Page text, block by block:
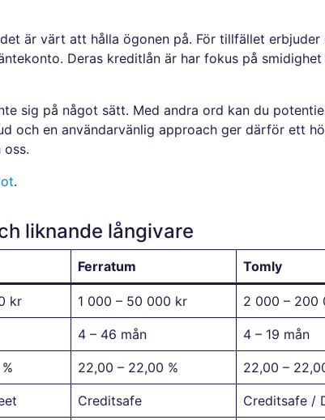
är värt att hålla ögonen på. För tillfället
Deras kreditlån är har fokus på
sig på något sätt. Med andra ord kan du
och en användarvänlig approach ger därför ett
.
liknande långivare
Ferratum Tomly
kr 1 000 – 50 000 kr 2 000 – 200
4 – 46 mån 4 – 19 mån
22,00 – 22,00 % 22,00 –
Creditsafe Creditsafe /